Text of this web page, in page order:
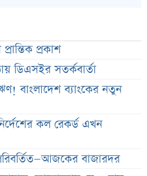
প্রকাশ
ডিএসইর সতর্কবার্তা
বাংলাদেশ ব্যাংকের নতুন
কল রেকর্ড এখন
বাজারদর